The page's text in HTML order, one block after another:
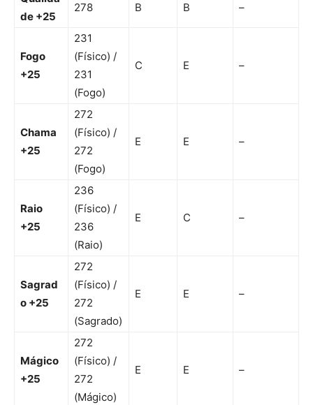
de +25
278 B B –
Fogo
+25
231
(Físico) /
231
(Fogo)
C E –
Chama
+25
272
(Físico) /
272
(Fogo)
E E –
Raio
+25
236
(Físico) /
236
(Raio)
E C –
Sagrad
o +25
272
(Físico) /
272
(Sagrado)
E E –
Mágico
+25
272
(Físico) /
272
(Mágico)
E E –